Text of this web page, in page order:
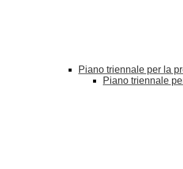
Piano triennale per la
Piano triennale